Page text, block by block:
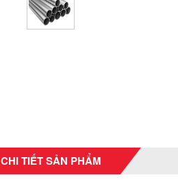
CHI TIẾT SẢN PHẨM